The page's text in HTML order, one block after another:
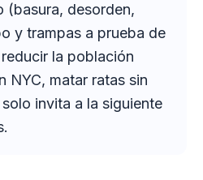
(basura, desorden,
y trampas a prueba de
la población
matar ratas sin
invita a la siguiente